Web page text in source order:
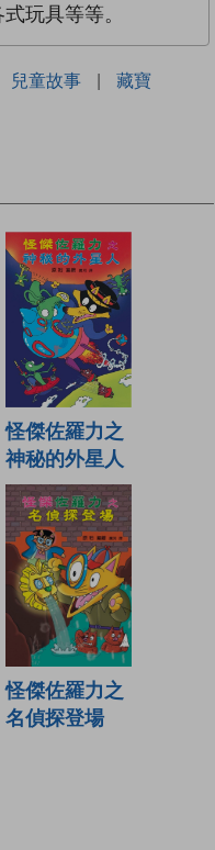
玩具等等。
兒童故事 | 藏寶
怪傑佐羅力之
神秘的外星人
怪傑佐羅力之
名偵探登場